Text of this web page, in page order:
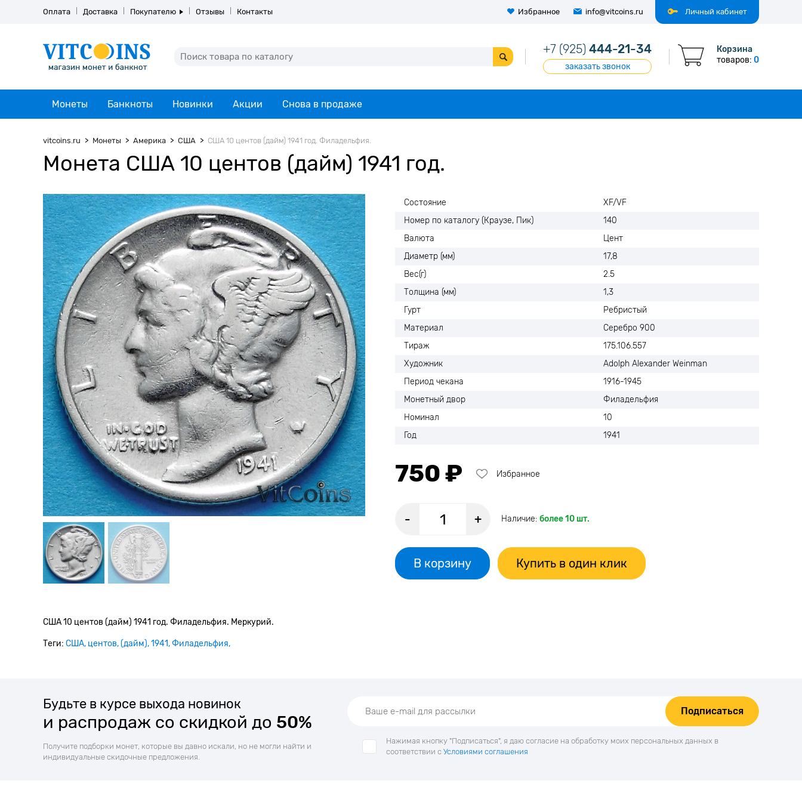
Личный кабинет
Оплата Доставка Покупателю Отзывы Контакты Избранное info@vitcoins.ru
+7 (925) 444-21-34
заказать звонок
Корзина
товаров: 0
Монеты Банкноты Новинки Акции Снова в продаже
vitcoins.ru Монеты Америка США США 10 центов (дайм) 1941 год. Филадельфия.
Монета США 10 центов (дайм) 1941 год.
Состояние
XF/VF
Номер по каталогу (Краузе, Пик)
140
Валюта
Цент
Диаметр (мм)
17,8
Вес(г)
2.5
Толщина (мм)
1,3
Гурт
Ребристый
Материал
Серебро 900
Тираж
175.106.557
Художник
Adolph Alexander Weinman
Период чекана
1916-1945
Монетный двор
Филадельфия
Номинал
10
Год
1941
750 ₽ Избранное
- + Наличие: более 10 шт.
В корзину Купить в один клик
США 10 центов (дайм) 1941 год. Филадельфия. Меркурий.
Теги: США центов (дайм) 1941 Филадельфия
Будьте в курсе выхода новинок
и распродаж со скидкой до 50%
Получите подборки монет, которые вы давно искали, но не могли найти и
индивидуальные скидочные предложения.
Подписаться
Нажимая кнопку "Подписаться", я даю согласие на обработку моих персональных данных в
соответствии с Условиями соглашения